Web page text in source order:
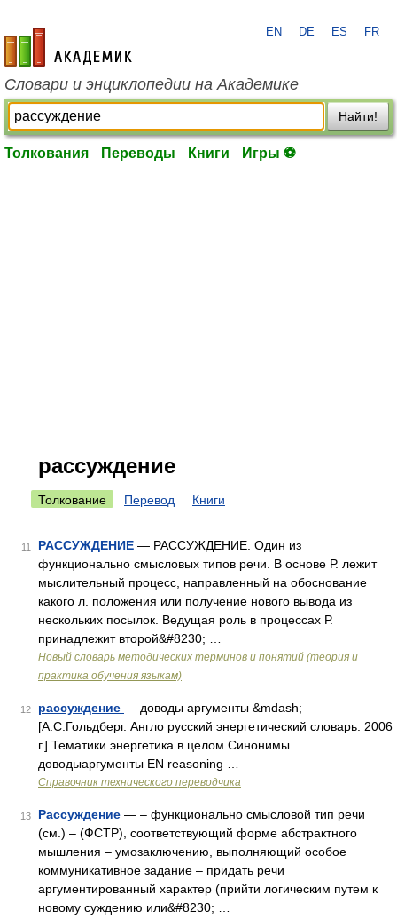
academic.ru
EN DE ES FR
Словари и энциклопедии на Академике
Найти!
Толкования Переводы Книги Игры ⚽
рассуждение
Толкование Перевод Книги
11 РАССУЖДЕНИЕ — РАССУЖДЕНИЕ. Один из
функционально смысловых типов речи. В основе Р. лежит
мыслительный процесс, направленный на обоснование
какого л. положения или получение нового вывода из
нескольких посылок. Ведущая роль в процессах Р.
принадлежит второй&#8230; …
Новый словарь методических терминов и понятий (теория и
практика обучения языкам)
12 рассуждение — доводы аргументы &mdash;
[А.С.Гольдберг. Англо русский энергетический словарь. 2006
г.] Тематики энергетика в целом Синонимы
доводыаргументы EN reasoning …
Справочник технического переводчика
13 Рассуждение — – функционально смысловой тип речи
(см.) – (ФСТР), соответствующий форме абстрактного
мышления – умозаключению, выполняющий особое
коммуникативное задание – придать речи
аргументированный характер (прийти логическим путем к
новому суждению или&#8230; …